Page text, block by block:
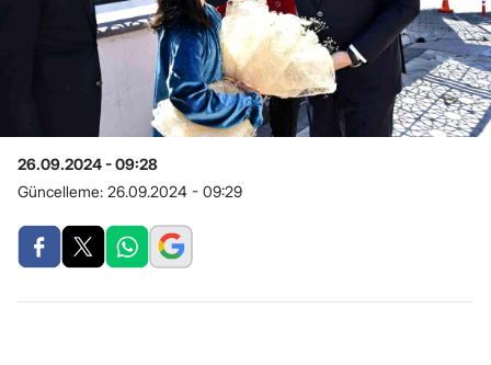
26.09.2024 - 09:28
Güncelleme: 26.09.2024 - 09:29